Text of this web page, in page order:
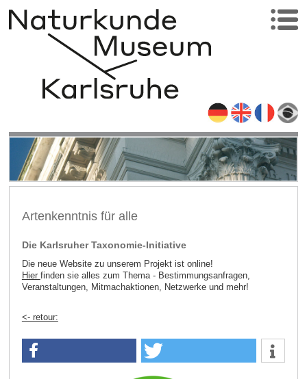
Artenkenntnis für alle
Die Karlsruher Taxonomie-Initiative
Die neue Website zu unserem Projekt ist online!
Hier finden sie alles zum Thema - Bestimmungsanfragen,
Veranstaltungen, Mitmachaktionen, Netzwerke und mehr!
<- retour: